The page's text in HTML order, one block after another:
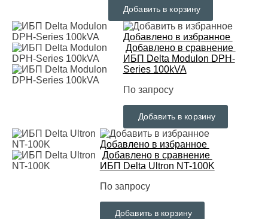
Добавить в корзину
Добавлено в избранное
Добавлено в сравнение
ИБП Delta Modulon DPH-
Series 100kVA
По запросу
Добавить в корзину
Добавлено в избранное
Добавлено в сравнение
ИБП Delta Ultron NT-100K
По запросу
Добавить в корзину